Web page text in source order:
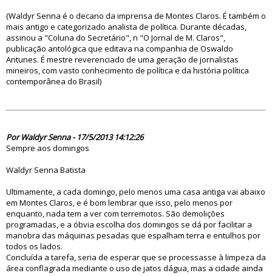
(Waldyr Senna é o decano da imprensa de Montes Claros. É também o
mais antigo e categorizado analista de política. Durante décadas,
assinou a "Coluna do Secretário", n "O Jornal de M. Claros",
publicação antológica que editava na companhia de Oswaldo
Antunes. É mestre reverenciado de uma geração de jornalistas
mineiros, com vasto conhecimento de política e da história política
contemporânea do Brasil)
Por Waldyr Senna - 17/5/2013 14:12:26
Sempre aos domingos
Waldyr Senna Batista
Ultimamente, a cada domingo, pelo menos uma casa antiga vai abaixo
em Montes Claros, e é bom lembrar que isso, pelo menos por
enquanto, nada tem a ver com terremotos. São demolições
programadas, e a óbvia escolha dos domingos se dá por facilitar a
manobra das máquinas pesadas que espalham terra e entulhos por
todos os lados.
Concluída a tarefa, seria de esperar que se processasse à limpeza da
área conflagrada mediante o uso de jatos dágua, mas a cidade ainda